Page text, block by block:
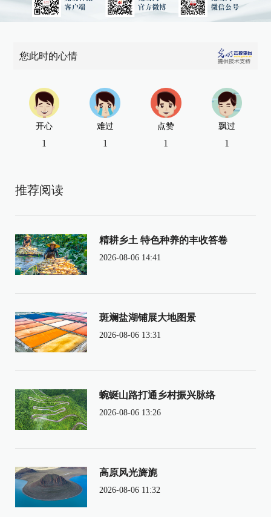
您此时的心情
开心
1
难过
1
点赞
1
飘过
1
推荐阅读
精耕乡土 特色种养的丰收答卷
2026-08-06 14:41
斑斓盐湖铺展大地图景
2026-08-06 13:31
蜿蜒山路打通乡村振兴脉络
2026-08-06 13:26
高原风光旖旎
2026-08-06 11:32